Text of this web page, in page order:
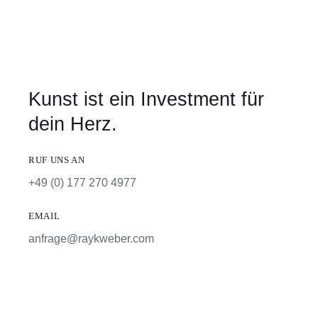
Kunst ist ein Investment für
dein Herz.
RUF UNS AN
+49 (0) 177 270 4977
EMAIL
anfrage@raykweber.com